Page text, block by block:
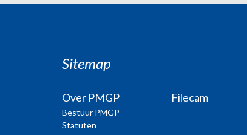
Sitemap
Over PMGP
Bestuur PMGP
Statuten
Filecam